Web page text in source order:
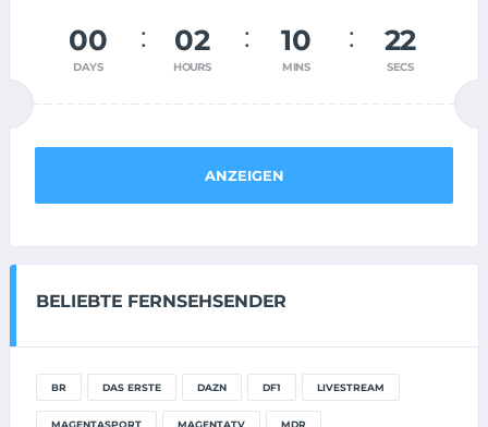
00
DAYS
02
HOURS
10
MINS
22
SECS
ANZEIGEN
BELIEBTE FERNSEHSENDER
BR DAS ERSTE DAZN DF1 LIVESTREAM
MAGENTASPORT MAGENTATV MDR